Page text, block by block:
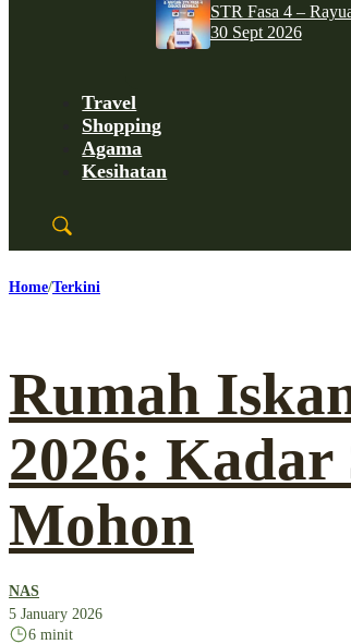
STR Fasa 4 –
30 Sept 2026
Travel
Shopping
Agama
Kesihatan
Home Terkini
Rumah
2026: Kadar
Mohon
NAS
5 January 2026
6 minit